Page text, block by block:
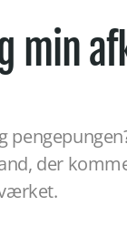
min
der